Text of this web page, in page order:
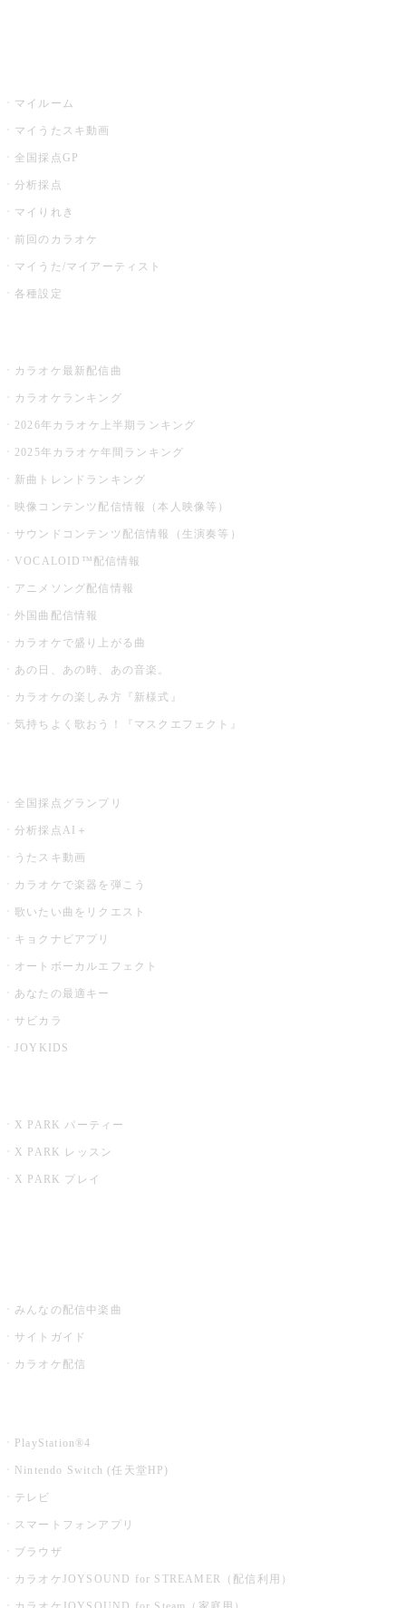
マイルーム
マイうたスキ動画
全国採点GP
分析採点
マイりれき
前回のカラオケ
マイうた/マイアーティスト
各種設定
カラオケ最新配信曲
カラオケランキング
2026年カラオケ上半期ランキング
2025年カラオケ年間ランキング
新曲トレンドランキング
映像コンテンツ配信情報（本人映像等）
サウンドコンテンツ配信情報（生演奏等）
VOCALOID™配信情報
アニメソング配信情報
外国曲配信情報
カラオケで盛り上がる曲
あの日、あの時、あの音楽。
カラオケの楽しみ方『新様式』
気持ちよく歌おう！『マスクエフェクト』
全国採点グランプリ
分析採点AI＋
うたスキ動画
カラオケで楽器を弾こう
歌いたい曲をリクエスト
キョクナビアプリ
オートボーカルエフェクト
あなたの最適キー
サビカラ
JOYKIDS
X PARK パーティー
X PARK レッスン
X PARK プレイ
みんなの配信中楽曲
サイトガイド
カラオケ配信
PlayStation®4
Nintendo Switch (任天堂HP)
テレビ
スマートフォンアプリ
ブラウザ
カラオケJOYSOUND for STREAMER（配信利用）